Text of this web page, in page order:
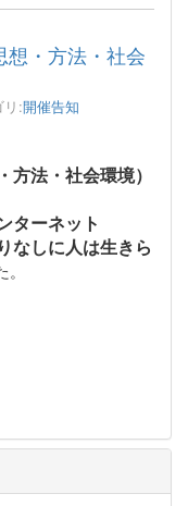
想・方法・社会
リ:開催告知
方法・社会環境）
ターネット
しに人は生きら